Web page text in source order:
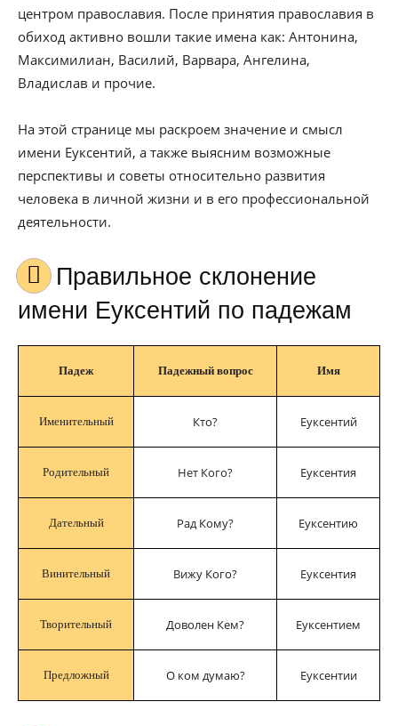
центром православия. После принятия православия в
обиход активно вошли такие имена как: Антонина,
Максимилиан, Василий, Варвара, Ангелина,
Владислав и прочие.
На этой странице мы раскроем значение и смысл
имени Еуксентий, а также выясним возможные
перспективы и советы относительно развития
человека в личной жизни и в его профессиональной
деятельности.
Правильное склонение
имени Еуксентий по падежам
Падеж Падежный вопрос Имя
Именительный Кто? Еуксентий
Родительный Нет Кого? Еуксентия
Дательный Рад Кому? Еуксентию
Винительный Вижу Кого? Еуксентия
Творительный Доволен Кем? Еуксентием
Предложный О ком думаю? Еуксентии